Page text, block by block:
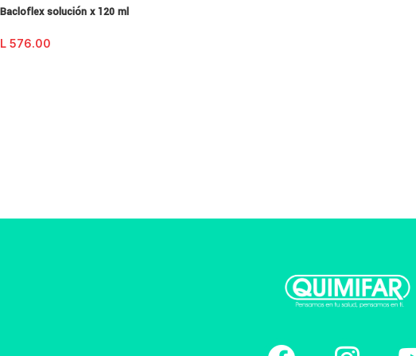
Bacloflex solución x 120 ml
L 576.00